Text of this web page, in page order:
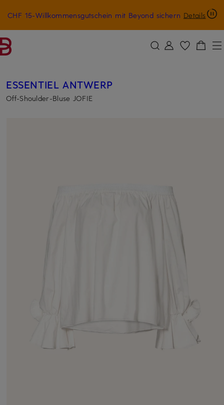
ZUM HAUPTINHALT ÜBERSPRINGEN ZUM SUCHFELD ÜBERSPRINGEN
CHF 15-Willkommensgutschein mit Beyond sichern Details
ESSENTIEL ANTWERP
Off-Shoulder-Bluse JOFIE